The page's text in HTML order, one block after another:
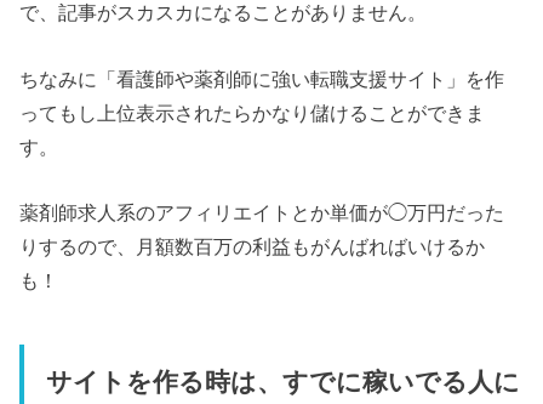
で、記事がスカスカになることがありません。
ちなみに「看護師や薬剤師に強い転職支援サイト」を作
ってもし上位表示されたらかなり儲けることができま
す。
薬剤師求人系のアフィリエイトとか単価が◯万円だった
りするので、月額数百万の利益もがんばればいけるか
も！
サイトを作る時は、すでに稼いでる人に